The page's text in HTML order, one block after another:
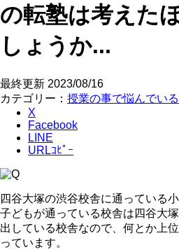
の転塾は考えた
しょうか...
最終更新 2023/08/16
カテゴリー： 授業の事で悩んでいる
X
Facebook
LINE
URLｺﾋﾟｰ
四谷大塚の渋谷校舎に通っている
子どもが通っている校舎は四谷大
出している校舎なので、何とか上
っています。